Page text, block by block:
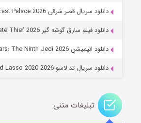
جادوگری در مغولستان
قسمت۱۴ (زیرنویس)
دانلود سریال قصر شرقی The East Palace 2026
دانلود فیلم سارق گوشه گیر The Isolate Thief 2026
دانلود انیمیشن Star Wars: The Ninth Jedi 2026
دانلود سریال تد لاسو Ted Lasso 2020-2026
تبلیغات متنی